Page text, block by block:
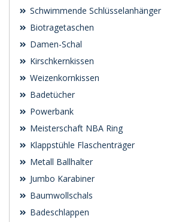
Schwimmende Schlüsselanhänger
Biotragetaschen
Damen-Schal
Kirschkernkissen
Weizenkornkissen
Badetücher
Powerbank
Meisterschaft NBA Ring
Klappstühle Flaschenträger
Metall Ballhalter
Jumbo Karabiner
Baumwollschals
Badeschlappen